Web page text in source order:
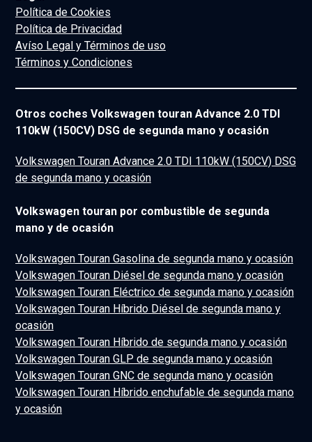
Política de Cookies
Política de Privacidad
Avíso Legal y Términos de uso
Términos y Condiciones
Otros coches Volkswagen touran Advance 2.0 TDI
110kW (150CV) DSG de segunda mano y ocasión
Volkswagen Touran Advance 2.0 TDI 110kW (150CV) DSG
de segunda mano y ocasión
Volkswagen touran por combustible de segunda
mano y de ocasión
Volkswagen Touran Gasolina de segunda mano y ocasión
Volkswagen Touran Diésel de segunda mano y ocasión
Volkswagen Touran Eléctrico de segunda mano y ocasión
Volkswagen Touran Híbrido Diésel de segunda mano y
ocasión
Volkswagen Touran Híbrido de segunda mano y ocasión
Volkswagen Touran GLP de segunda mano y ocasión
Volkswagen Touran GNC de segunda mano y ocasión
Volkswagen Touran Híbrido enchufable de segunda mano
y ocasión